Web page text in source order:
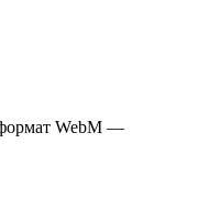
формат WebM —